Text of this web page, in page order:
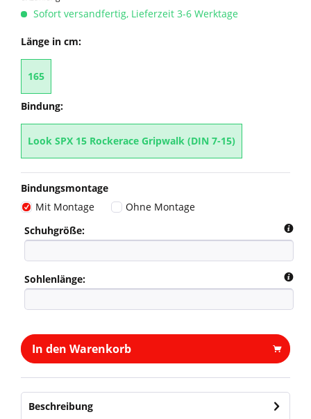
Sofort versandfertig, Lieferzeit 3-6 Werktage
Länge in cm:
165
Bindung:
Look SPX 15 Rockerace Gripwalk (DIN 7-15)
Bindungsmontage
Mit Montage
Ohne Montage
Schuhgröße:
Sohlenlänge:
In den Warenkorb
Beschreibung